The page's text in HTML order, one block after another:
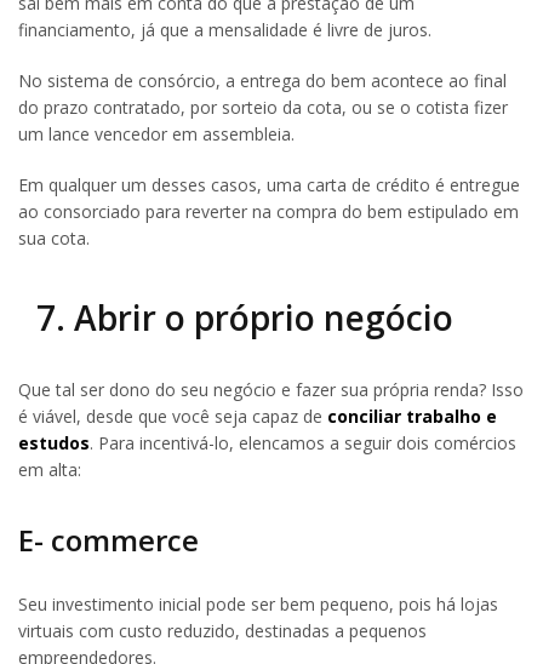
financiamento, já que a mensalidade é livre de juros.
No sistema de consórcio, a entrega do bem acontece ao final
do prazo contratado, por sorteio da cota, ou se o cotista fizer
um lance vencedor em assembleia.
Em qualquer um desses casos, uma carta de crédito é entregue
ao consorciado para reverter na compra do bem estipulado em
sua cota.
7. Abrir o próprio negócio
Que tal ser dono do seu negócio e fazer sua própria renda? Isso
é viável, desde que você seja capaz de conciliar trabalho e
estudos. Para incentivá-lo, elencamos a seguir dois comércios
em alta:
E- commerce
Seu investimento inicial pode ser bem pequeno, pois há lojas
virtuais com custo reduzido, destinadas a pequenos
empreendedores.